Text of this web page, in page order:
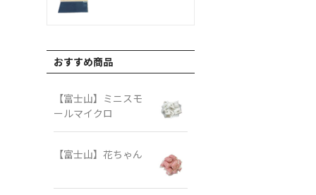
おすすめ商品
【富士山】ミニスモ
ールマイクロ
【富士山】花ちゃん